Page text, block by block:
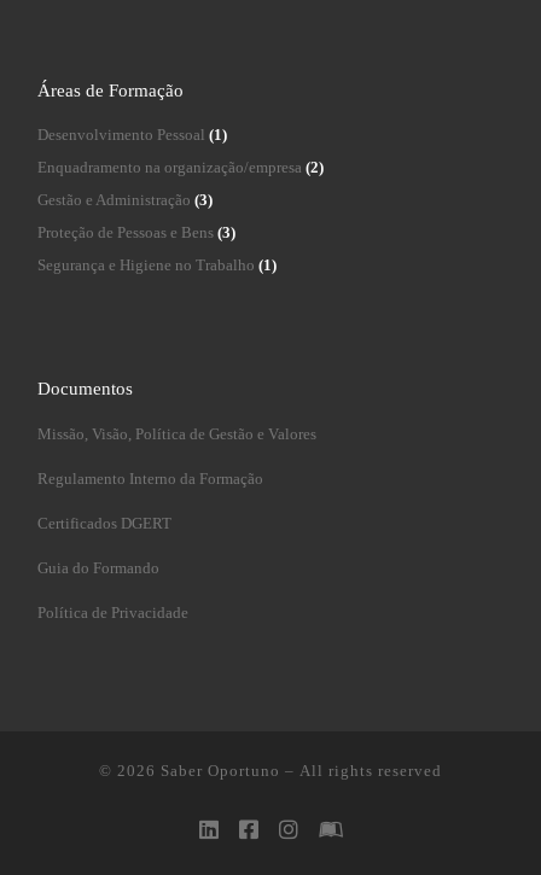
Áreas de Formação
Desenvolvimento Pessoal (1)
Enquadramento na organização/empresa (2)
Gestão e Administração (3)
Proteção de Pessoas e Bens (3)
Segurança e Higiene no Trabalho (1)
Documentos
Missão, Visão, Política de Gestão e Valores
Regulamento Interno da Formação
Certificados DGERT
Guia do Formando
Política de Privacidade
© 2026 Saber Oportuno – All rights reserved